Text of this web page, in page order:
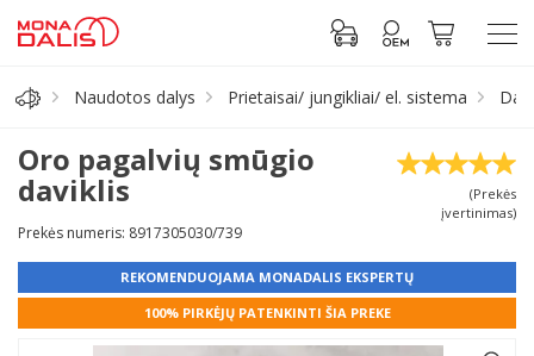
Alyva, tepalai
Antifrizas
Akumuliatorius
Naudotos dalys Prietaisai/ jungikliai/ el. sistema
Oro pagalvių smūgio
daviklis
(Prekės
įvertinimas)
Prekės numeris: 8917305030/739
REKOMENDUOJAMA MONADALIS EKSPERTŲ
100% PIRKĖJŲ PATENKINTI ŠIA PREKE